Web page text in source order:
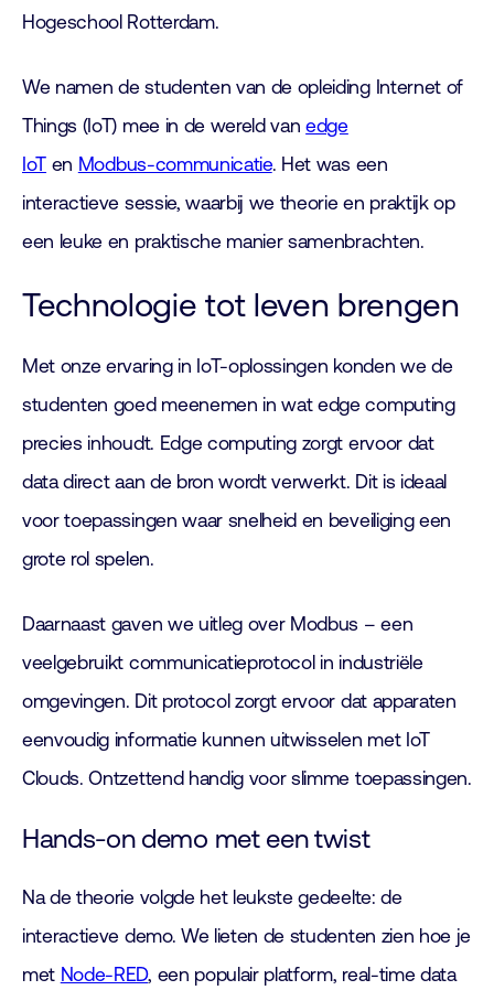
Hogeschool Rotterdam.
We namen de studenten van de opleiding Internet of
Things (IoT) mee in de wereld vanedge
IoT en Modbus-communicatie. Het was een
interactieve sessie, waarbij we theorie en praktijk op
een leuke en praktische manier samenbrachten.
Technologie tot leven brengen
Met onze ervaring in IoT-oplossingen konden we de
studenten goed meenemen in wat edge computing
precies inhoudt. Edge computing zorgt ervoor dat
data direct aan de bron wordt verwerkt. Dit is ideaal
voor toepassingen waar snelheid en beveiliging een
grote rol spelen.
Daarnaast gaven we uitleg over Modbus – een
veelgebruikt communicatieprotocol in industriële
omgevingen. Dit protocol zorgt ervoor dat apparaten
eenvoudig informatie kunnen uitwisselen met IoT
Clouds. Ontzettend handig voor slimme toepassingen.
Hands-on demo met een twist
Na de theorie volgde het leukste gedeelte: de
interactieve demo. We lieten de studenten zien hoe je
met Node-RED, een populair platform, real-time data